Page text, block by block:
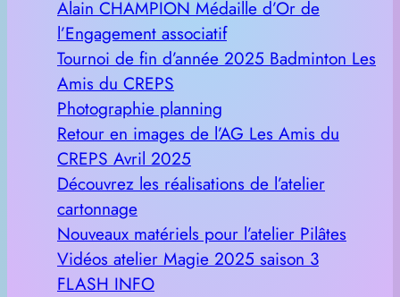
Alain CHAMPION Médaille d’Or de
l’Engagement associatif
Tournoi de fin d’année 2025 Badminton Les
Amis du CREPS
Photographie planning
Retour en images de l’AG Les Amis du
CREPS Avril 2025
Découvrez les réalisations de l’atelier
cartonnage
Nouveaux matériels pour l’atelier Pilâtes
Vidéos atelier Magie 2025 saison 3
FLASH INFO